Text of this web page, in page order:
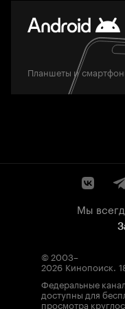
Планшеты и
Мы
© 2003–
2026 Кинопоиск.
Федеральные
доступны для
просмотра